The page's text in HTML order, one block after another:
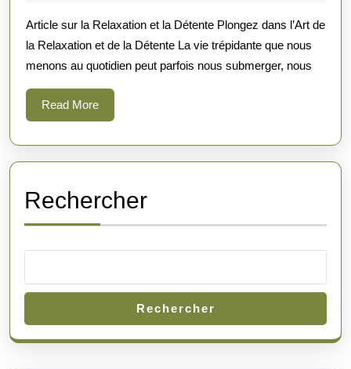
la
et
Article sur la Relaxation et la Détente Plongez dans l’Art de
la Relaxation et de la Détente La vie trépidante que nous
menons au quotidien peut parfois nous submerger, nous
Read MoreRead
More
Rechercher
Rechercher